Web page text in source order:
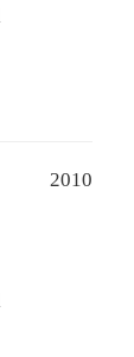
2010